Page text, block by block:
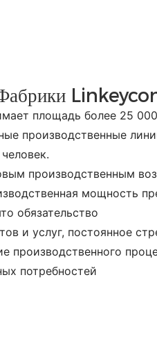
площадь более 25
производственные
производственным
мощность
обязательство
и услуг, постоянное
потребностей